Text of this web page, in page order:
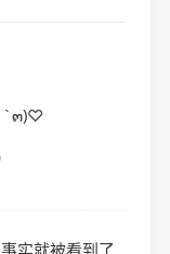
๓)♡
实就被看到了